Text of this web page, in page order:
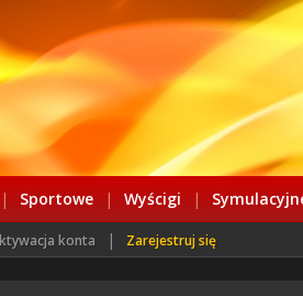
| Sportowe | Wyścigi |
konta | Zarejestruj się